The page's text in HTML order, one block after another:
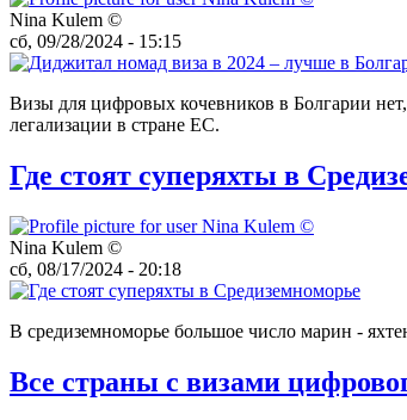
Nina Kulem ©️
сб, 09/28/2024 - 15:15
Визы для цифровых кочевников в Болгарии
легализации в стране ЕС.
Где стоят суперяхты в
Nina Kulem ©️
сб, 08/17/2024 - 20:18
В средиземноморье большое число марин -
Все страны с визами